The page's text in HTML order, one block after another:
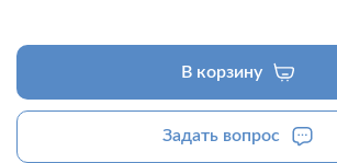
В корзину
Задать вопрос